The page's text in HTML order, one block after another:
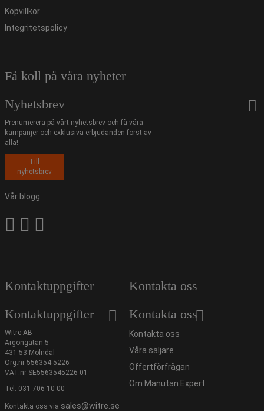
Köpvillkor
Integritetspolicy
Få koll på våra nyheter
Nyhetsbrev
Prenumerera på vårt nyhetsbrev och få våra
kampanjer och exklusiva erbjudanden först av
alla!
Till
nyhetsbrev
Vår blogg
Kontaktuppgifter
Kontaktuppgifter
Witre AB
Argongatan 5
431 53 Mölndal
Org.nr 556354-5226
VAT.nr SE5563545226-01
Tel: 031 706 10 00
Kontakta oss via sales@witre.se
Kontakta oss
Kontakta oss
Kontakta oss
Våra säljare
Offertförfrågan
Om Manutan Expert